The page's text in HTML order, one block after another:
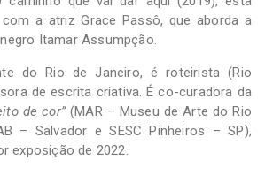
a atriz Grace Passô, que aborda a
Itamar Assumpção.
do Rio de Janeiro, é roteirista (Rio
de escrita criativa. É co-curadora da
de cor”(MAR – Museu de Arte do Rio
– Salvador e SESC Pinheiros – SP),
exposição de 2022.